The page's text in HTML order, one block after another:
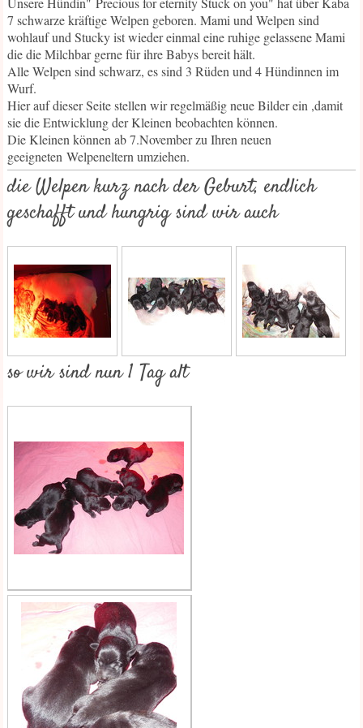
7 schwarze kräftige Welpen geboren. Mami und Welpen sind
wohlauf und Stucky ist wieder einmal eine ruhige gelassene Mami
die die Milchbar gerne für ihre Babys bereit hält.
Alle Welpen sind schwarz, es sind 3 Rüden und 4 Hündinnen im
Wurf.
Hier auf dieser Seite stellen wir regelmäßig neue Bilder ein ,damit
sie die Entwicklung der Kleinen beobachten können.
Die Kleinen können ab 7.November zu Ihren neuen
geeigneten Welpeneltern umziehen.
die Welpen kurz nach der Geburt, endlich
geschafft und hungrig sind wir auch
so wir sind nun 1 Tag alt